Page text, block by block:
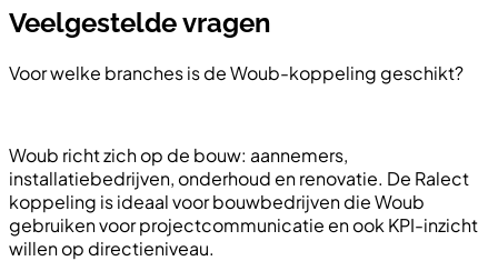
Veelgestelde vragen
Voor welke branches is de Woub-koppeling geschikt?
Woub richt zich op de bouw: aannemers,
installatiebedrijven, onderhoud en renovatie. De Ralect
koppeling is ideaal voor bouwbedrijven die Woub
gebruiken voor projectcommunicatie en ook KPI-inzicht
willen op directieniveau.